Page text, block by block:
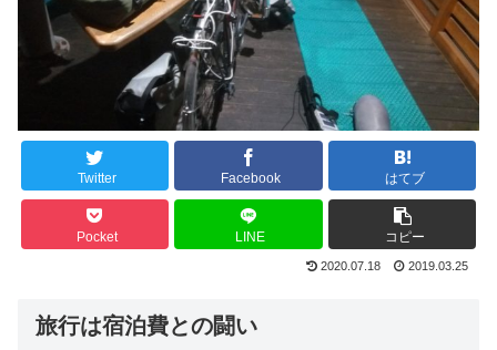
Twitter Facebook はてブ
Pocket LINE コピー
2020.07.18 2019.03.25
旅行は宿泊費との闘い